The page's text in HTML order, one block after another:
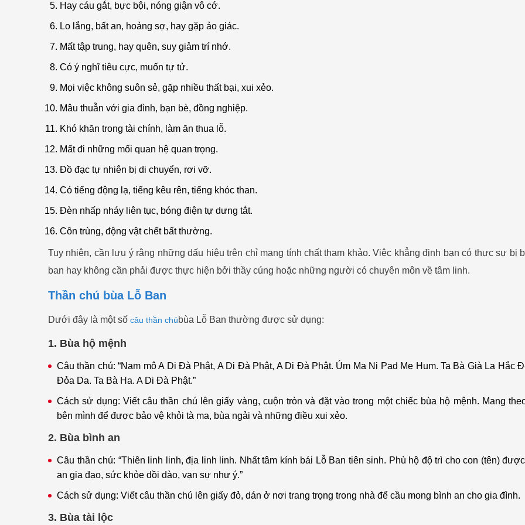
Hay cáu gắt, bực bội, nóng giận vô cớ.
Lo lắng, bất an, hoảng sợ, hay gặp ảo giác.
Mất tập trung, hay quên, suy giảm trí nhớ.
Có ý nghĩ tiêu cực, muốn tự tử.
Mọi việc không suôn sẻ, gặp nhiều thất bại, xui xẻo.
Mâu thuẫn với gia đình, bạn bè, đồng nghiệp.
Khó khăn trong tài chính, làm ăn thua lỗ.
Mất đi những mối quan hệ quan trọng.
Đồ đạc tự nhiên bị di chuyển, rơi vỡ.
Có tiếng động lạ, tiếng kêu rên, tiếng khóc than.
Đèn nhấp nháy liên tục, bóng điện tự dưng tắt.
Côn trùng, động vật chết bất thường.
Tuy nhiên, cần lưu ý rằng những dấu hiệu trên chỉ mang tính chất tham khảo. Việc khẳng định bạn có thực sự bị
ban hay không cần phải được thực hiện bởi thầy cúng hoặc những người có chuyên môn về tâm linh.
Thần chú bùa Lỗ Ban
Dưới đây là một số câu thần chúbùa Lỗ Ban thường được sử dụng:
1. Bùa hộ mệnh
Câu thần chú: “Nam mô A Di Đà Phật, A Di Đà Phật, A Di Đà Phật. Úm Ma Ni Pad Me Hum. Ta Bà Già La Hắc
Đỏa Da. Ta Bà Ha. A Di Đà Phật.”
Cách sử dụng: Viết câu thần chú lên giấy vàng, cuộn tròn và đặt vào trong một chiếc bùa hộ mệnh. Mang
bên mình để được bảo vệ khỏi tà ma, bùa ngải và những điều xui xẻo.
2. Bùa bình an
Câu thần chú: “Thiên linh linh, địa linh linh. Nhất tâm kính bái Lỗ Ban tiên sinh. Phù hộ độ trì cho con (tên)
an gia đạo, sức khỏe dồi dào, vạn sự như ý.”
Cách sử dụng: Viết câu thần chú lên giấy đỏ, dán ở nơi trang trọng trong nhà để cầu mong bình an cho gia đình.
3. Bùa tài lộc